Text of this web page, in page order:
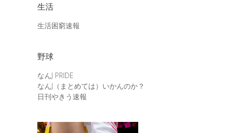
生活
生活困窮速報
野球
なんJ PRIDE
なんJ（まとめては）いかんのか？
日刊やきう速報